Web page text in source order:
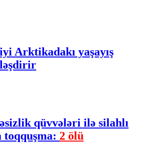
Arktikadakı yaşayış
qüvvələri ilə silahlı
toqquşma: 2 ölü